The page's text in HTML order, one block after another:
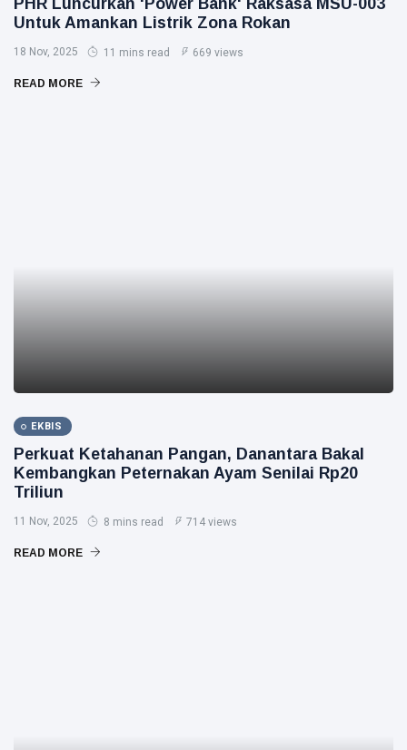
PHR Luncurkan 'Power Bank' Raksasa MSU-003
Untuk Amankan Listrik Zona Rokan
18 Nov, 2025 11 mins read 669 views
READ MORE
EKBIS
Perkuat Ketahanan Pangan, Danantara Bakal
Kembangkan Peternakan Ayam Senilai Rp20
Triliun
11 Nov, 2025 8 mins read 714 views
READ MORE